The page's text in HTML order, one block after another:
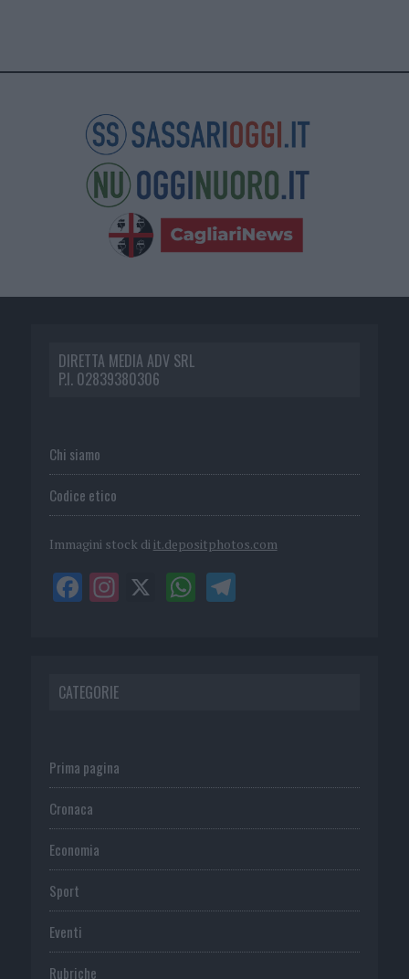
DIRETTA MEDIA ADV SRL
P.I. 02839380306
Chi siamo
Codice etico
Immagini stock di it.depositphotos.com
CATEGORIE
Prima pagina
Cronaca
Economia
Sport
Eventi
Rubriche